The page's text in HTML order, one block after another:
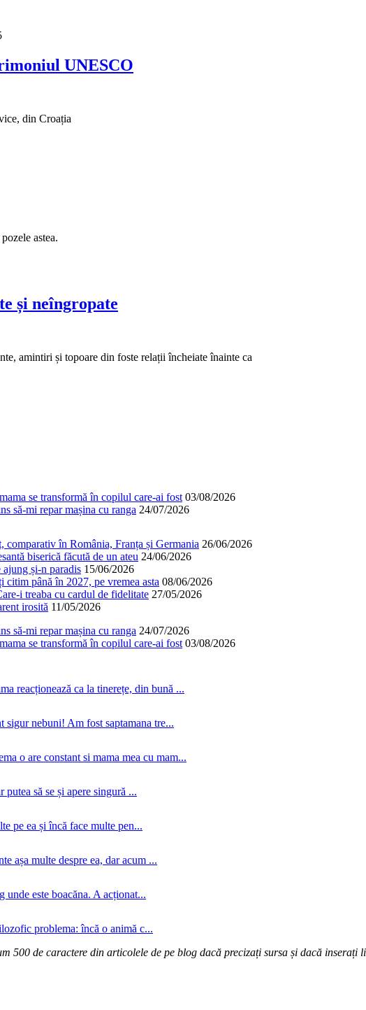
UNESCO
din Croația
astea.
și neîngropate
amintiri și topoare din foste relații încheiate înainte ca
se transformă în copilul care-ai fost 03/08/2026
să-mi repar mașina cu ranga 24/07/2026
comparativ în România, Franța și Germania 26/06/2026
biserică făcută de un ateu 24/06/2026
și-n paradis 15/06/2026
citim până în 2027, pe vremea asta 08/06/2026
i treaba cu cardul de fidelitate 27/05/2026
irosită 11/05/2026
să-mi repar mașina cu ranga 24/07/2026
se transformă în copilul care-ai fost 03/08/2026
reacționează ca la tinerețe, din bună ...
sigur nebuni! Am fost saptamana tre...
o are constant si mama mea cu mam...
să se și apere singură ...
pe ea și încă face multe pen...
așa multe despre ea, dar acum ...
este boacăna. A acționat...
problema: încă o animă c...
500 de caractere din articolele de pe blog dacă precizați sursa și dacă